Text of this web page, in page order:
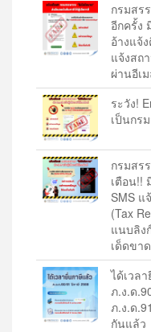
กรมสร
อีกครั้ง
อ้างแจ้
แจ้งสถ
ผ่านอีเ
ระวัง!
เป็นกร
กรมสร
เตือน!!
SMS แ
(Tax
แนบลิง
เด็ดขา
ได้เวล
ภ.ง.ด
ภ.ง.ด
กันแล้ว